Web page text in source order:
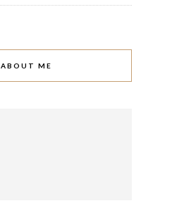
ABOUT ME